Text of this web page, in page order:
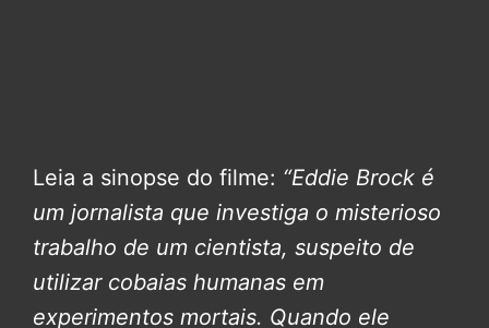
Leia a sinopse do filme: “Eddie Brock é
um jornalista que investiga o misterioso
trabalho de um cientista, suspeito de
utilizar cobaias humanas em
experimentos mortais. Quando ele